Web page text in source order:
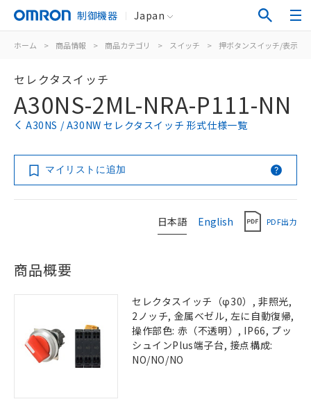
制御機器 Japan
ホーム > 商品情報 > 商品カテゴリ > スイッチ > 押ボタンスイッチ/表示灯
セレクタスイッチ
A30NS-2ML-NRA-P111-NN
A30NS / A30NW セレクタスイッチ 形式仕様一覧
マイリストに追加
日本語 English PDF出力
商品概要
セレクタスイッチ（φ30）, 非照光,
2ノッチ, 金属ベゼル, 左に自動復帰,
操作部色: 赤（不透明）, IP66, プッ
シュインPlus端子台, 接点構成:
NO/NO/NO